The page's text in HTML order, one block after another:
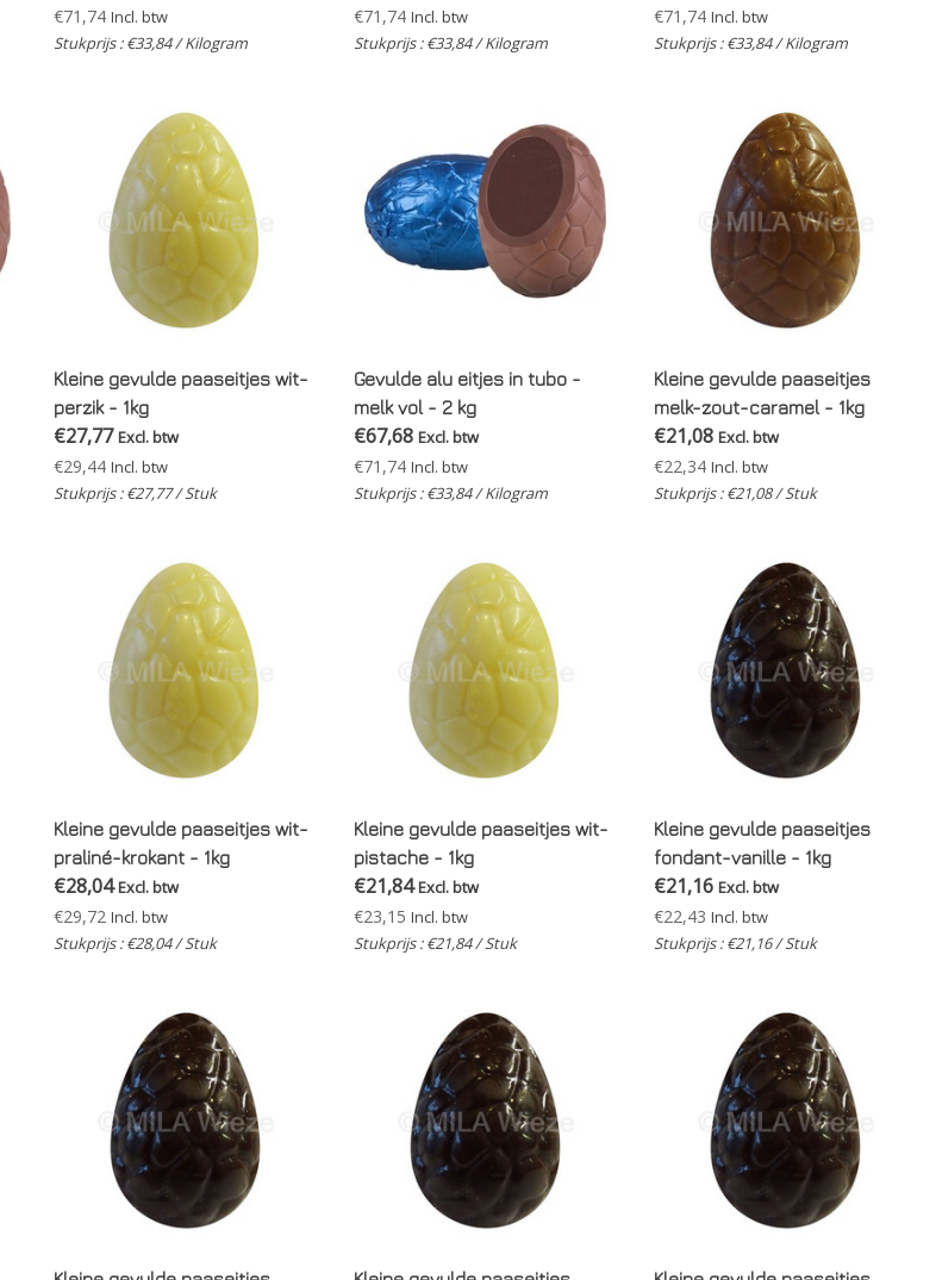
€71,74 Incl. btw
Stukprijs : €33,84 / Kilogram
€71,74 Incl. btw
Stukprijs : €33,84 / Kilogram
€71,74 Incl. btw
Stukprijs : €33,84 / Kilogram
Kleine gevulde paaseitjes wit-
perzik - 1kg
€27,77 Excl. btw
€29,44 Incl. btw
Stukprijs : €27,77 / Stuk
Gevulde alu eitjes in tubo -
melk vol - 2 kg
€67,68 Excl. btw
€71,74 Incl. btw
Stukprijs : €33,84 / Kilogram
Kleine gevulde paaseitjes
melk-zout-caramel - 1kg
€21,08 Excl. btw
€22,34 Incl. btw
Stukprijs : €21,08 / Stuk
Kleine gevulde paaseitjes wit-
praliné-krokant - 1kg
€28,04 Excl. btw
€29,72 Incl. btw
Stukprijs : €28,04 / Stuk
Kleine gevulde paaseitjes wit-
pistache - 1kg
€21,84 Excl. btw
€23,15 Incl. btw
Stukprijs : €21,84 / Stuk
Kleine gevulde paaseitjes
fondant-vanille - 1kg
€21,16 Excl. btw
€22,43 Incl. btw
Stukprijs : €21,16 / Stuk